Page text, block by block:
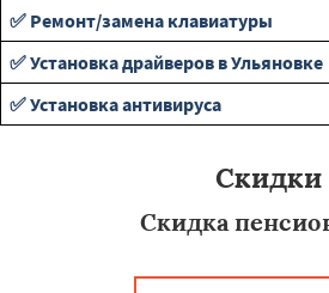
✅ Ремонт/замена клавиатуры
✅ Установка драйверов в Ульяновке
✅ Установка антивируса
Скидки
Скидка